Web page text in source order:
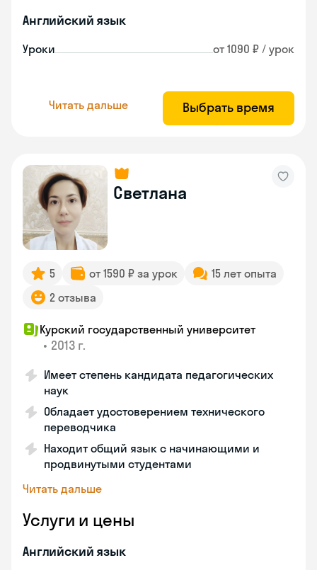
Английский язык
Уроки от 1090 ₽ / урок
Читать дальше Выбрать время
Светлана
5 от 1590 ₽ за урок
15 лет опыта
2 отзыва
Курский государственный университет
• 2013 г.
Имеет степень кандидата педагогических
наук
Обладает удостоверением технического
переводчика
Находит общий язык с начинающими и
продвинутыми студентами
Читать дальше
Услуги и цены
Английский язык